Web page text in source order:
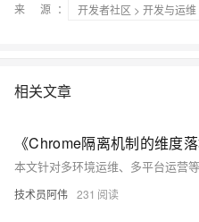
来 源：
开发者社区 > 开发与运维
相关文章
《Chrome隔离机制的维度落
技术员阿伟 231